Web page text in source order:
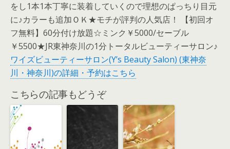
をし1本1本丁寧に装着していくので理想のぱっちり目元
に♪カラーも追加ＯＫ★モチが評判の人気店！ 【初回オ
フ無料】60分付け放題☆ミンク￥5000/セーブル
￥5500★JR東神奈川の1分トータルビューティーサロン♪
ワイズビューティーサロン(Y’s Beauty Salon) (東神奈
川・神奈川)の詳細・予約はこちら
こちらの記事もどうぞ